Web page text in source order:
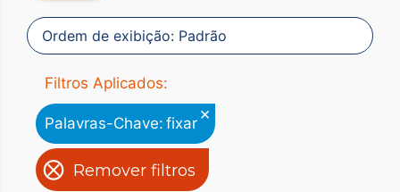
Filtros Aplicados:
Palavras-Chave: fixar ×
Remover filtros